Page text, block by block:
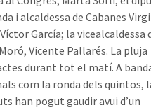
i alcaldessa de Cabanes
García; la vicealcaldessa
Vicente Pallarés. La pluja
durant tot el matí. A
com la ronda dels quintos,
han pogut gaudir avui d’un